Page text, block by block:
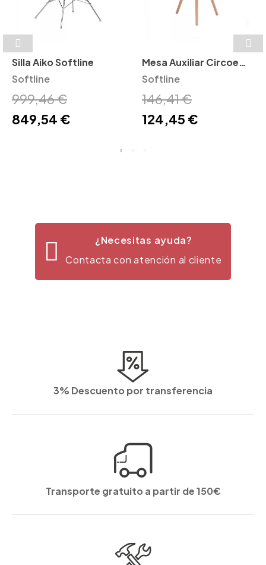
Silla Aiko Softline
Softline
999,46 €
849,54 €
Mesa Auxiliar Circoe
Softline
Softline
146,41 €
124,45 €
¿Necesitas ayuda?
Contacta con atención al cliente
3% Descuento por transferencia
Transporte gratuito a partir de 150€